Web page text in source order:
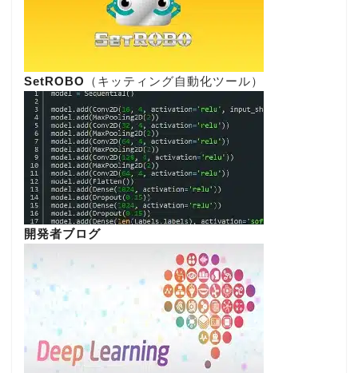
SetROBO （キッティング自動化ツール）
開発者ブログ